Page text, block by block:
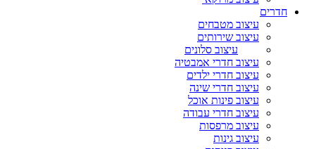
חדרים
עיצוב מטבחים
עיצוב שירותים
עיצוב סלונים
עיצוב חדרי אמבטיה
עיצוב חדרי ילדים
עיצוב חדרי שינה
עיצוב פינות אוכל
עיצוב חדרי עבודה
עיצוב מרפסות
עיצוב גינות